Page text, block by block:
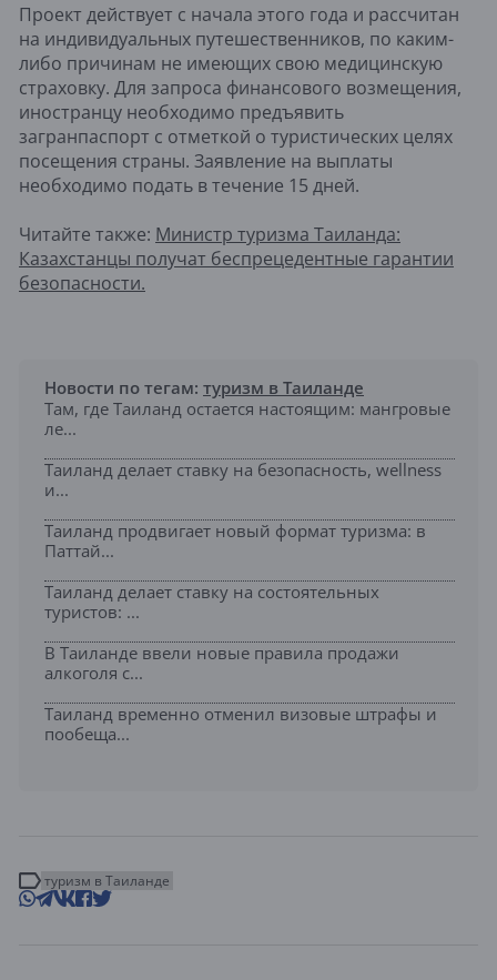
Проект действует с начала этого года и рассчитан
на индивидуальных путешественников, по каким-
либо причинам не имеющих свою медицинскую
страховку. Для запроса финансового возмещения,
иностранцу необходимо предъявить
загранпаспорт с отметкой о туристических целях
посещения страны. Заявление на выплаты
необходимо подать в течение 15 дней.
Читайте также: Министр туризма Таиланда:
Казахстанцы получат беспрецедентные гарантии
безопасности.
Новости по тегам: туризм в Таиланде
Там, где Таиланд остается настоящим: мангровые
ле...
Таиланд делает ставку на безопасность, wellness
и...
Таиланд продвигает новый формат туризма: в
Паттай...
Таиланд делает ставку на состоятельных
туристов: ...
В Таиланде ввели новые правила продажи
алкоголя с...
Таиланд временно отменил визовые штрафы и
пообеща...
туризм в Таиланде